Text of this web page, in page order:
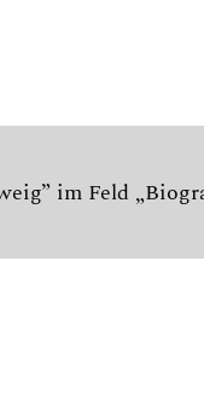
im Feld